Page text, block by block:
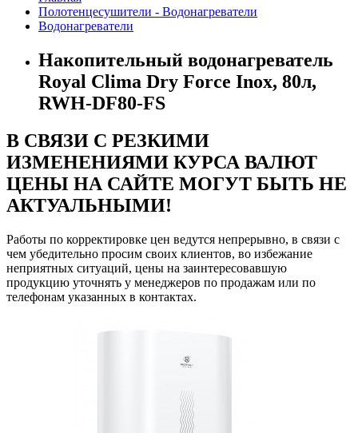
Полотенцесушители - Водонагреватели
Водонагреватели
Накопительный водонагреватель
Royal Clima Dry Force Inox, 80л,
RWH-DF80-FS
В СВЯЗИ С РЕЗКИМИ
ИЗМЕНЕНИЯМИ КУРСА ВАЛЮТ
ЦЕНЫ НА САЙТЕ МОГУТ БЫТЬ НЕ
АКТУАЛЬНЫМИ!
Работы по корректировке цен ведутся непрерывно, в связи с
чем убедительно просим своих клиентов, во избежание
неприятных ситуаций, цены на заинтересовавшую
продукцию уточнять у менеджеров по продажам или по
телефонам указанных в контактах.